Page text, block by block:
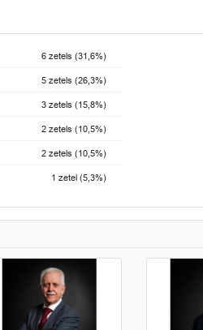
6 zetels (31,6%)
5 zetels (26,3%)
3 zetels (15,8%)
2 zetels (10,5%)
2 zetels (10,5%)
1 zetel (5,3%)